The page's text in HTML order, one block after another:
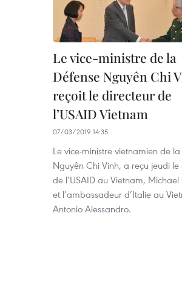
Le vice-ministre de la
Défense Nguyên Chi
reçoit le directeur de
l’USAID Vietnam
07/03/2019 14:35
Le vice-ministre vietnamien de la
Nguyên Chi Vinh, a reçu jeudi le
de l’USAID au Vietnam, Michael
et l’ambassadeur d’Italie au
Antonio Alessandro.